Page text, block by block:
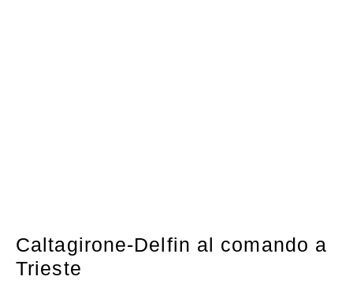
Caltagirone-Delfin al comando a
Trieste